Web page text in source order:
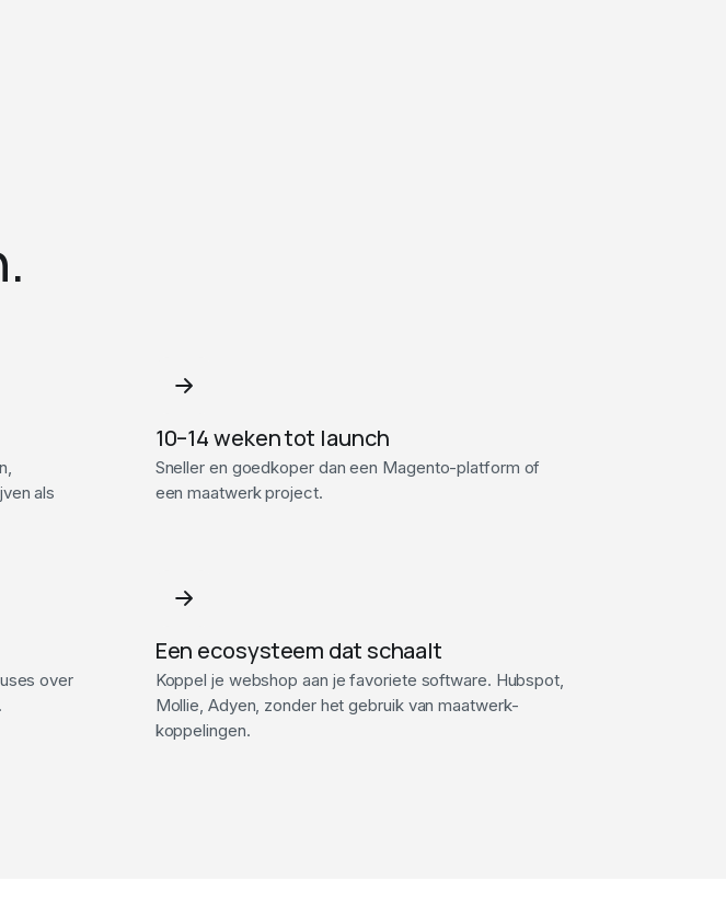
als
10–14 weken tot launch
Sneller en goedkoper dan een Magento-platform of
een maatwerk project.
over
Een ecosysteem dat schaalt
Koppel je webshop aan je favoriete software. Hubspot,
Mollie, Adyen, zonder het gebruik van maatwerk-
koppelingen.